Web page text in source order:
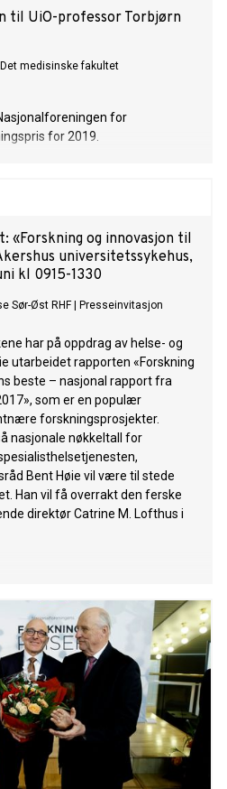
til UiO-professor Torbjørn
Det medisinske fakultet
for
for 2019.
«Forskning og innovasjon til
universitetssykehus,
kl 0915-1330
Sør-Øst RHF| Presseinvitasjon
har på oppdrag av helse- og
utarbeidet rapporten «Forskning
beste – nasjonal rapport fra
som er en populær
forskningsprosjekter.
nasjonale nøkkeltall for
Bent Høie vil være til stede
Han vil få overrakt den ferske
direktør Catrine M. Lofthus i